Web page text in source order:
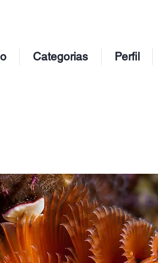
Categorias Perfil